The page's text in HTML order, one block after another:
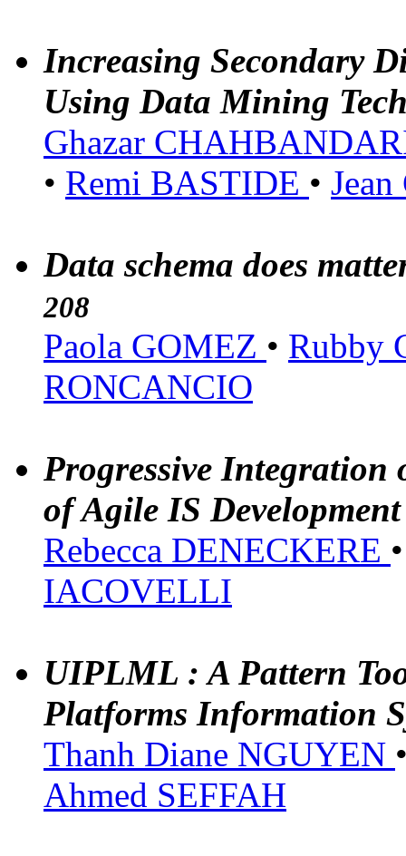
Increasing Secondary
Using Data Mining
Ghazar
• Remi BASTIDE •
Data schema does
208
Paola GOMEZ • Rubby
RONCANCIO
Progressive Integration
of Agile IS
Rebecca DENECKERE
IACOVELLI
UIPLML : A Pattern
Platforms Information
Thanh Diane NGUYEN
Ahmed SEFFAH